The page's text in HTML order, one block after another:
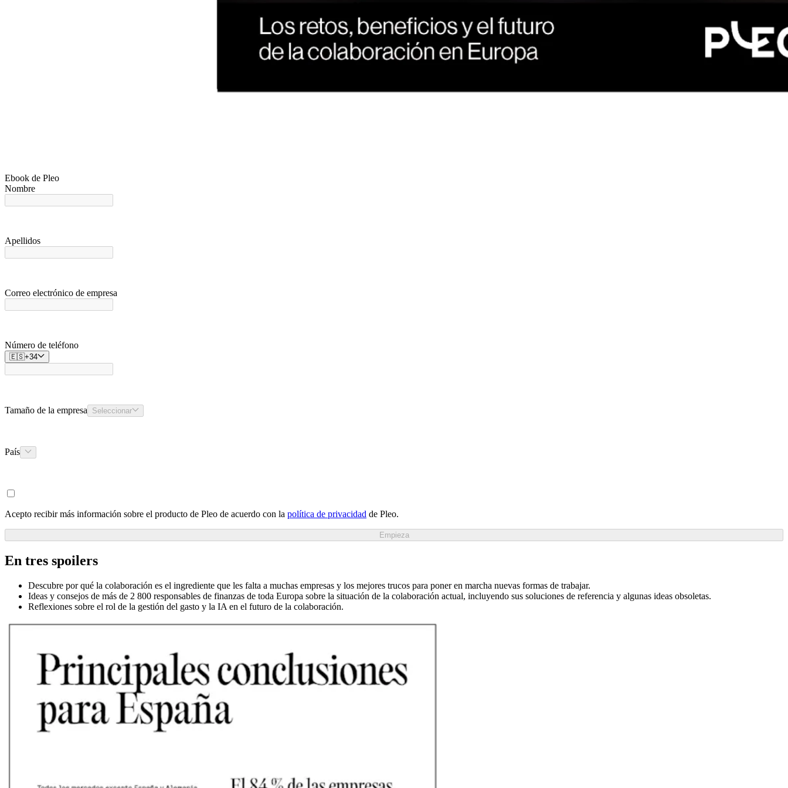
Ebook de Pleo
Nombre
Apellidos
Correo electrónico de empresa
Número de teléfono
🇪🇸+34
Tamaño de la empresa Seleccionar
País
Acepto recibir más información sobre el producto de Pleo de acuerdo con la política de privacidad de Pleo.
Empieza
En tres spoilers
Descubre por qué la colaboración es el ingrediente que les falta a muchas empresas y los mejores trucos para poner en marcha nuevas formas de trabajar.
Ideas y consejos de más de 2 800 responsables de finanzas de toda Europa sobre la situación de la colaboración actual, incluyendo sus soluciones de referencia y algunas ideas obsoletas.
Reflexiones sobre el rol de la gestión del gasto y la IA en el futuro de la colaboración.